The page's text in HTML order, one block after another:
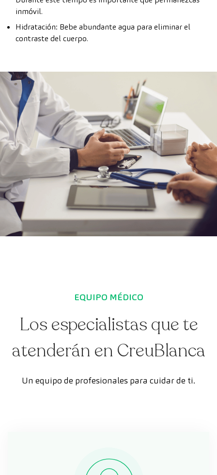
inmóvil.
Hidratación: Bebe abundante agua para eliminar el
contraste del cuerpo.
EQUIPO MÉDICO
Los especialistas que te
atenderán en CreuBlanca
Un equipo de profesionales para cuidar de ti.